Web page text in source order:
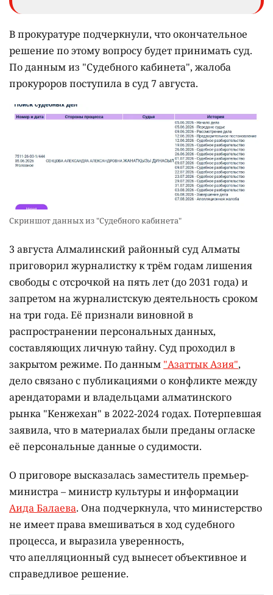
В прокуратуре подчеркнули, что окончательное
решение по этому вопросу будет принимать суд.
По данным из "Судебного кабинета", жалоба
прокуроров поступила в суд 7 августа.
Скриншот данных из "Судебного кабинета"
3 августа Алмалинский районный суд Алматы
приговорил журналистку к трём годам лишения
свободы с отсрочкой на пять лет (до 2031 года) и
запретом на журналистскую деятельность сроком
на три года. Её признали виновной в
распространении персональных данных,
составляющих личную тайну. Суд проходил в
закрытом режиме. По данным "Азаттык Азия",
дело связано с публикациями о конфликте между
арендаторами и владельцами алматинского
рынка "Кенжехан" в 2022-2024 годах. Потерпевшая
заявила, что в материалах были преданы огласке
её персональные данные о судимости.
О приговоре высказалась заместитель премьер-
министра – министр культуры и информации
Аида Балаева. Она подчеркнула, что министерство
не имеет права вмешиваться в ход судебного
процесса, и выразила уверенность,
что апелляционный суд вынесет объективное и
справедливое решение.